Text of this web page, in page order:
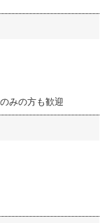
みの方も歓迎